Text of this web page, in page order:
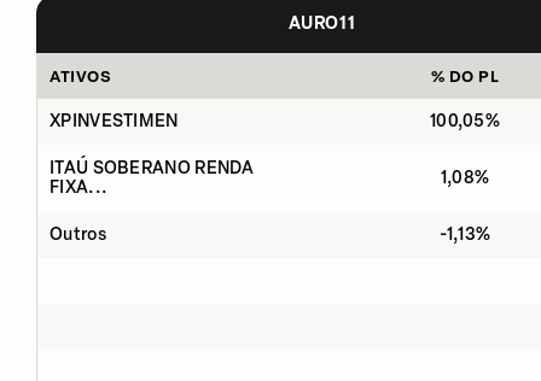
AURO11
ATIVOS % DO PL
XPINVESTIMEN 100,05%
ITAÚ SOBERANO RENDA
FIXA...
1,08%
Outros -1,13%